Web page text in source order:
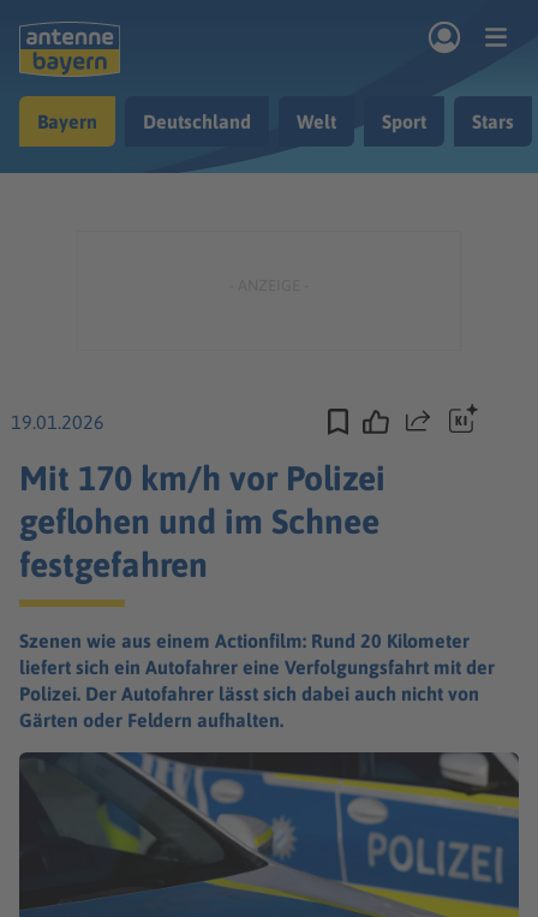
Musik & Radio
Bayern Deutschland Welt Sport Stars
19.01.2026 Teilen
Mit 170 km/h vor Polizei
geflohen und im Schnee
festgefahren
Szenen wie aus einem Actionfilm: Rund 20 Kilometer
liefert sich ein Autofahrer eine Verfolgungsfahrt mit der
Polizei. Der Autofahrer lässt sich dabei auch nicht von
Gärten oder Feldern aufhalten.